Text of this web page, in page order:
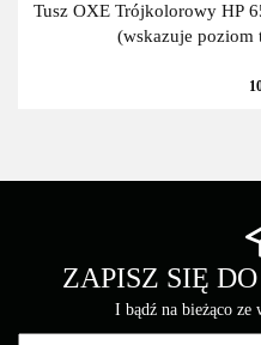
Tusz OXE Trójkolorowy HP
(wskazuje poziom
ZAPISZ SIĘ
I bądź na bieżąco ze